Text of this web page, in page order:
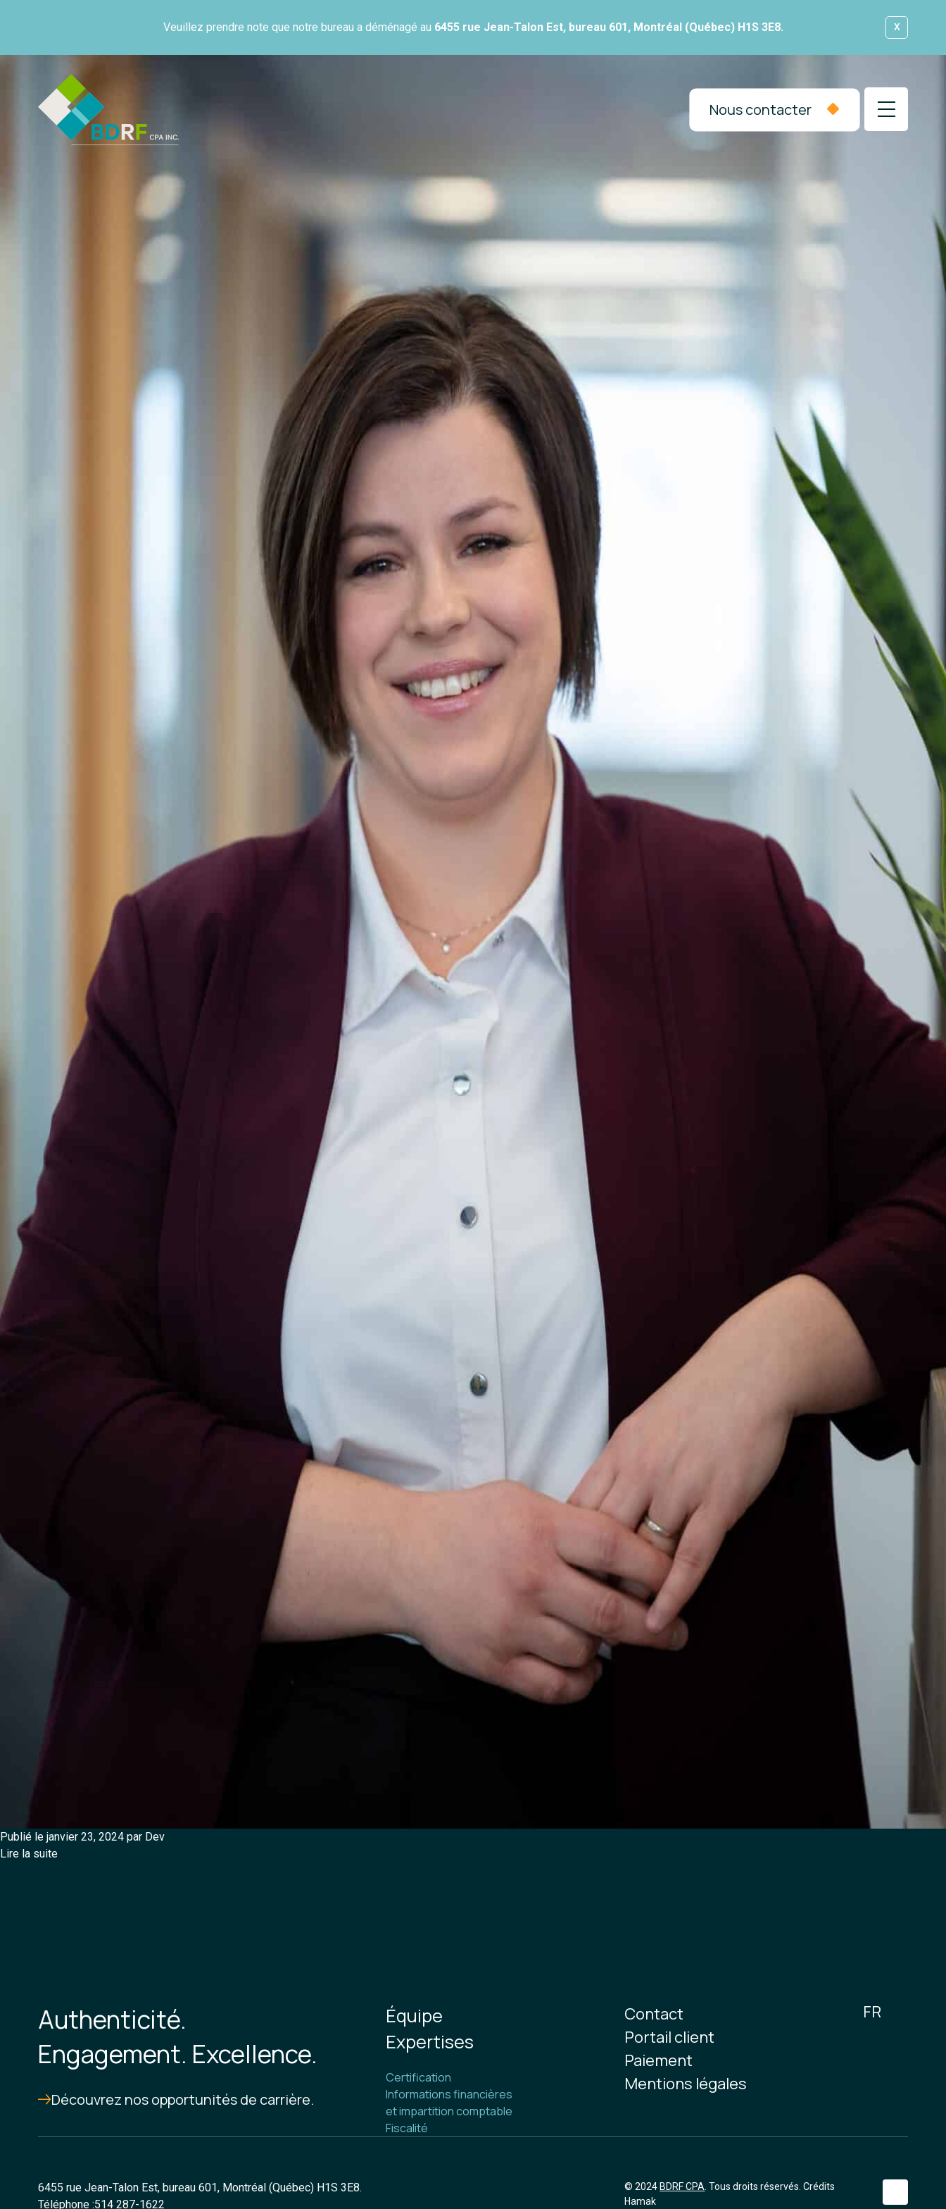
Veuillez prendre note que notre bureau a déménagé au 6455 rue Jean-Talon Est, bureau 601, Montréal (Québec) H1S 3E8. X
Nous contacter
Publié le janvier 23, 2024 par Dev
Lire la suite
Authenticité.
Engagement. Excellence.
Découvrez nos opportunités de carrière.
Équipe
Expertises
Certification
Informations financières
et impartition comptable
Fiscalité
Contact
Portail client
Paiement
Mentions légales
FR
6455 rue Jean-Talon Est, bureau 601, Montréal (Québec) H1S 3E8.
Téléphone :514 287-1622
© 2024 BDRF CPA . Tous droits réservés.Crédits
Hamak